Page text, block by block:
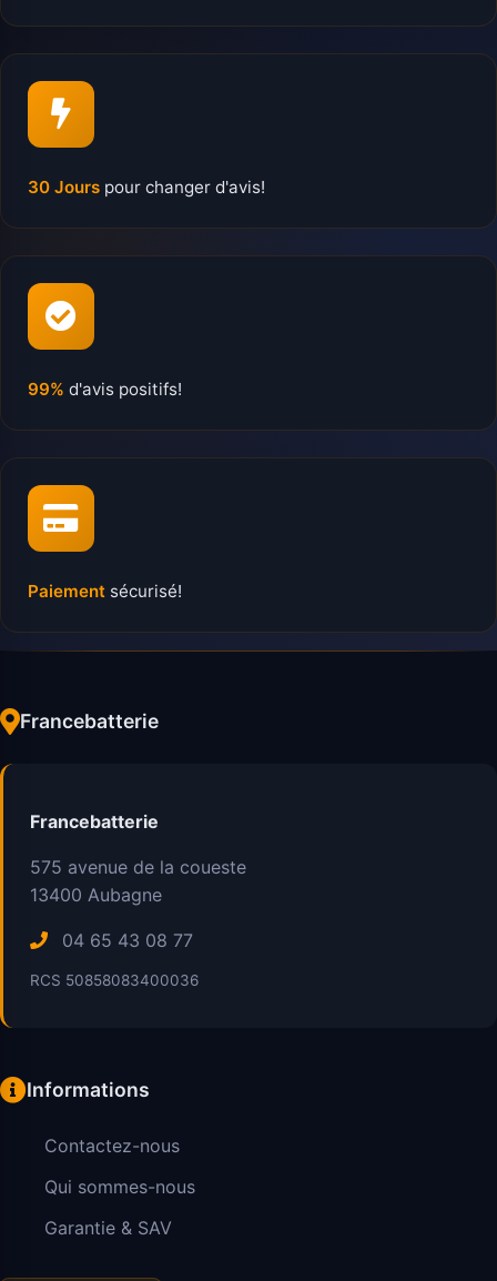
30 Jours pour changer d'avis!
99% d'avis positifs!
Paiement sécurisé!
Francebatterie
Francebatterie
575 avenue de la coueste
13400 Aubagne
04 65 43 08 77
RCS 50858083400036
Informations
Contactez-nous
Qui sommes-nous
Garantie & SAV